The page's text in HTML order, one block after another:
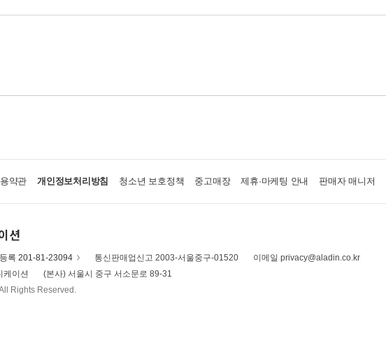
약관 개인정보처리방침 청소년 보호정책 중고매장 제휴·마케팅 안내 판매자 매니저
션
록 201-81-23094 통신판매업신고 2003-서울중구-01520
이메일 privacy@aladin.co.kr
케이션
(본사) 서울시 중구 서소문로 89-31
Rights Reserved.